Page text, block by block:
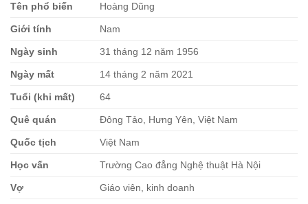
Tên phổ biến Hoàng Dũng
Giới tính Nam
Ngày sinh 31 tháng 12 năm 1956
Ngày mất 14 tháng 2 năm 2021
Tuổi (khi mất) 64
Quê quán Đông Tảo, Hưng Yên, Việt Nam
Quốc tịch Việt Nam
Học vấn Trường Cao đẳng Nghệ thuật Hà Nội
Vợ Giáo viên, kinh doanh